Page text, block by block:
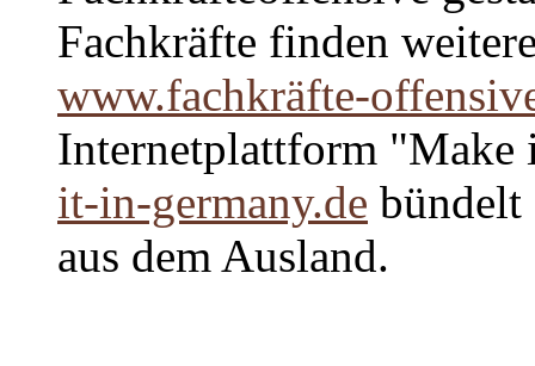
Fachkräfte finden
www.fachkräfte-
Internetplattform
it-in-germany.de bündelt
aus dem Ausland.